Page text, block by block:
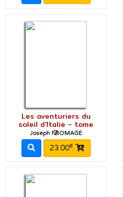
Les aventuriers du
soleil d'Italie - tome
2
Joseph FROMAGE
23.00€